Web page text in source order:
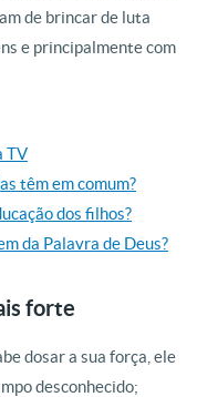
de brincar de luta
e principalmente com
TV
têm em comum?
dos filhos?
da Palavra de Deus?
forte
dosar a sua força, ele
desconhecido;